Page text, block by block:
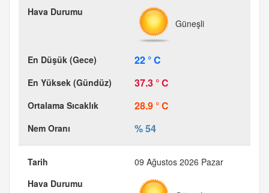
Güneşli
22 ° C
37.3 ° C
28.9 ° C
% 54
09 Ağustos 2026 Pazar